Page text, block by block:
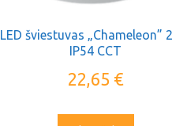
LED šviestuvas „Chameleon”
IP54 CCT
22,65 €